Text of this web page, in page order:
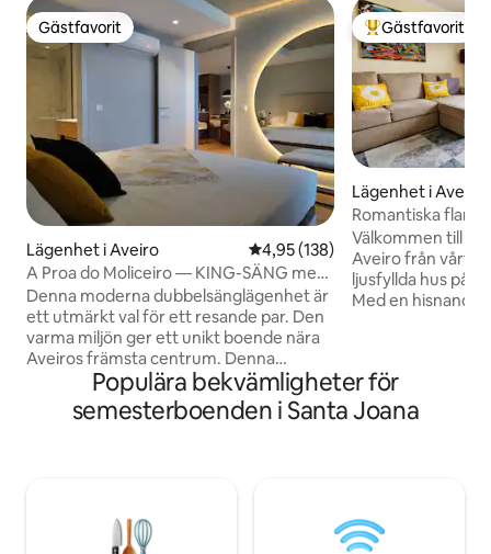
Gästfavorit
Gästfavorit
Lägenhet i Aveiro 4,95 av 5 i genomsnittligt
4,95 (138)
A Proa do Moliceiro — KING-SÄNG med
väggspegel
Denna moderna dubbelsänglägenhet är
ett utmärkt val för ett resande par. Den
varma miljön ger ett unikt boende nära
Aveiros främsta centrum. Denna
lägenhet är en del av en utomordentligt
exklusiv och helt ny byggnad nära
tågstationen, busshållplatser,
av det mesta av staden och allt det
Populär
Gästfavorit
Lägenhet i Aveiro
Romantiska
över kanalen
Välkommen till
Aveiro från vårt
ljusfyllda hus på
Med en hisnande
bästa möjliga
Aveiro." “Att öppna fönstren och se
kanalen känns magiskt.” ”Vi
Populära bekvämligheter för
semesterboenden i Santa Joana